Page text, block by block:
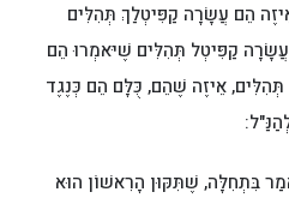
הֵם עֲשָׂרָה קַפִּיטְלַךְ תְּהִלִּים
קַפִּיטְל תְּהִלִּים שֶׁיּאמְרוּ הֵם
אֵיזֶה שֶׁהֵם, כֻּלָּם הֵם כְּנֶגֶד
בִּתְחִלָּה, שֶׁתִּקּוּן הָרִאשׁוֹן הוּא